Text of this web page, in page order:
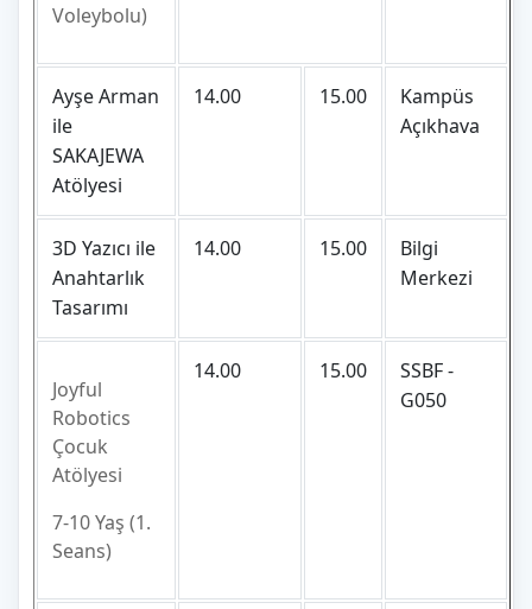
Voleybolu)
Ayşe Arman
ile
SAKAJEWA
Atölyesi
14.00 15.00
Kampüs
Açıkhava
3D Yazıcı ile
Anahtarlık
Tasarımı
14.00 15.00
Bilgi
Merkezi
Joyful
Robotics
Çocuk
Atölyesi
7-10 Yaş (1.
Seans)
14.00 15.00
SSBF -
G050